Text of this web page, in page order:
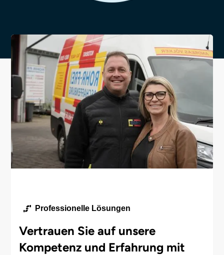
Professionelle Lösungen
Vertrauen Sie auf unsere
Kompetenz und Erfahrung mit